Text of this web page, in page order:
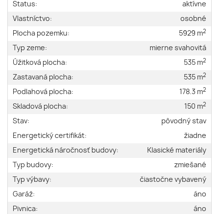
Status:
aktívne
Vlastníctvo:
osobné
Plocha pozemku:
5929 m2
Typ zeme:
mierne svahovitá
Úžitková plocha:
535 m2
Zastavaná plocha: 535 m2
Podlahová plocha: 178.3 m2
Skladová plocha: 150 m2
Stav:
pôvodný stav
Energetický certifikát:
žiadne
Energetická náročnosť budovy:
Klasické materiály
Typ budovy:
zmiešané
Typ výbavy:
čiastočne vybavený
Garáž:
áno
Pivnica:
áno